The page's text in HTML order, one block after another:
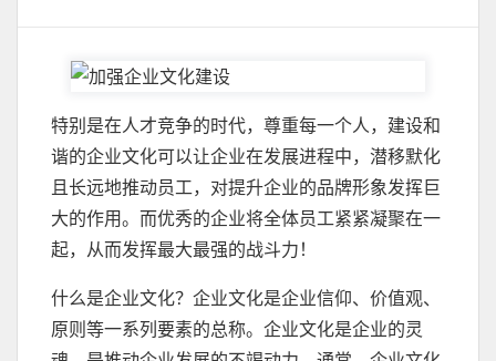
特别是在人才竞争的时代，尊重每一个人，建设和
谐的企业文化可以让企业在发展进程中，潜移默化
且长远地推动员工，对提升企业的品牌形象发挥巨
大的作用。而优秀的企业将全体员工紧紧凝聚在一
起，从而发挥最大最强的战斗力！
什么是企业文化？企业文化是企业信仰、价值观、
原则等一系列要素的总称。企业文化是企业的灵